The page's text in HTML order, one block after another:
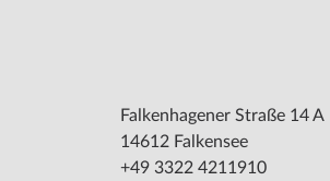
Falkenhagener Straße 14 A
14612 Falkensee
+49 3322 4211910